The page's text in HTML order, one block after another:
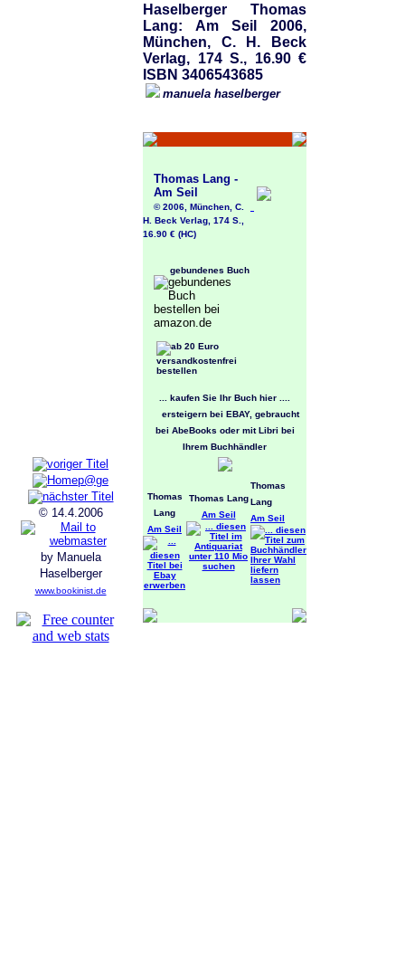
Haselberger Thomas
Lang: Am Seil 2006,
München, C. H. Beck
Verlag, 174 S., 16.90 €
ISBN 3406543685
manuela haselberger
Thomas Lang -
Am Seil
© 2006, München, C.
H. Beck Verlag, 174 S.,
16.90 € (HC)
gebundenes Buch
... kaufen Sie Ihr Buch hier ....
ersteigern bei EBAY, gebraucht
bei AbeBooks oder mit Libri bei
Ihrem Buchhändler
Thomas
Lang
Am Seil
Thomas Lang
Am Seil
Thomas
Lang
Am Seil
© 14.4.2006
by Manuela
Haselberger
www.bookinist.de